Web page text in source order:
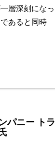
層深刻になっ
あると同時
パニー トラ